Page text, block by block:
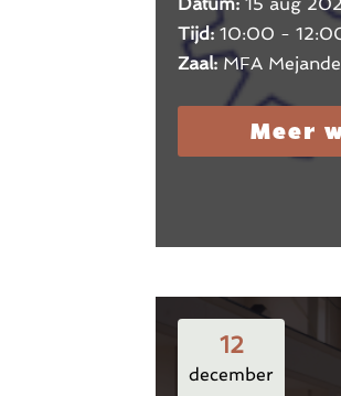
Tijd:10:00 -
Zaal:MFA
Meer
12
december